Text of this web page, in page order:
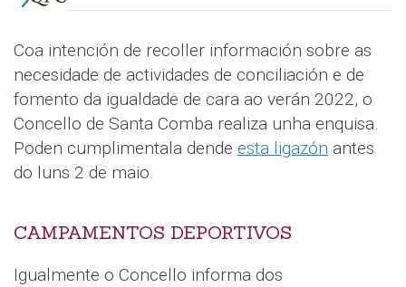
Coa intención de recoller información sobre as
necesidade de actividades de conciliación e de
fomento da igualdade de cara ao verán 2022, o
Concello de Santa Comba realiza unha enquisa.
Poden cumplimentala dende esta ligazón antes
do luns 2 de maio.
CAMPAMENTOS DEPORTIVOS
Igualmente o Concello informa dos